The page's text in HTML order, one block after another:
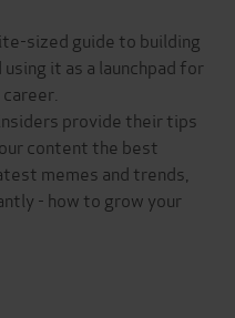
sized guide to building
it as a launchpad for
provide their tips
content the best
memes and trends,
- how to grow your